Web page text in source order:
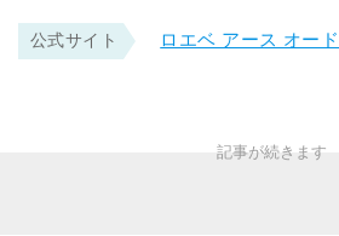
公式サイト ロエベ アース オー